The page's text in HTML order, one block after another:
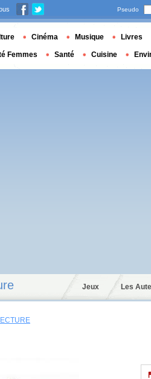
Jeux Les
Pseudo
Cinéma Musique Livres
Femmes Santé Cuisine